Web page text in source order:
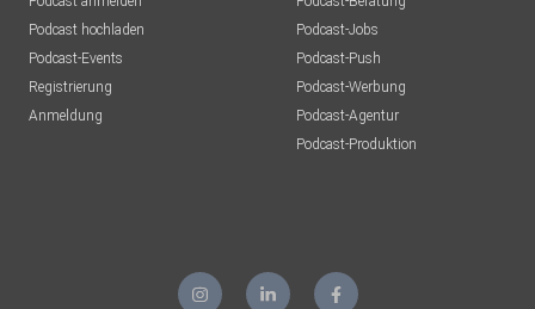
Podcast hochladen
Podcast-Events
Registrierung
Anmeldung
Podcast-Jobs
Podcast-Push
Podcast-Werbung
Podcast-Agentur
Podcast-Produktion